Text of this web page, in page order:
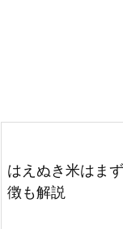
はえぬき米はま
徴も解説